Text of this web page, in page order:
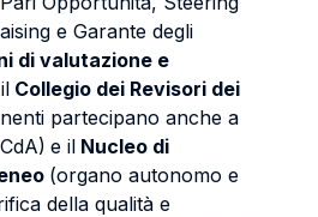
e Garante degli
di valutazione e
Collegio dei Revisori dei
partecipano anche a
e il Nucleo di
(organo autonomo e
della qualità e